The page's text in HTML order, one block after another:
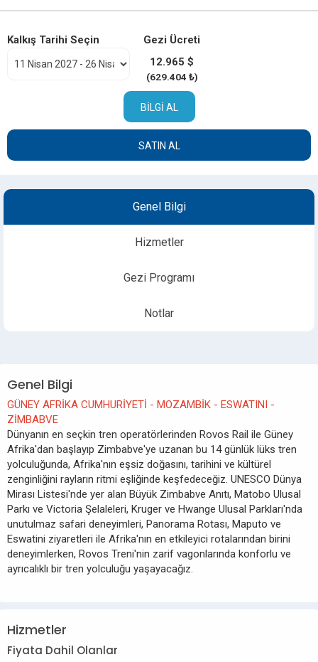
Kalkış Tarihi Seçin
Gezi Ücreti
12.965 $
(629.404 ₺)
BILGI AL
SATIN AL
Genel Bilgi
Hizmetler
Gezi Programı
Notlar
Genel Bilgi
GÜNEY AFRİKA CUMHURİYETİ - MOZAMBİK - ESWATINI -
ZİMBABVE
Dünyanın en seçkin tren operatörlerinden Rovos Rail ile Güney
Afrika'dan başlayıp Zimbabve'ye uzanan bu 14 günlük lüks tren
yolculuğunda, Afrika'nın eşsiz doğasını, tarihini ve kültürel
zenginliğini rayların ritmi eşliğinde keşfedeceğiz. UNESCO Dünya
Mirası Listesi'nde yer alan Büyük Zimbabve Anıtı, Matobo Ulusal
Parkı ve Victoria Şelaleleri, Kruger ve Hwange Ulusal Parkları'nda
unutulmaz safari deneyimleri, Panorama Rotası, Maputo ve
Eswatini ziyaretleri ile Afrika'nın en etkileyici rotalarından birini
deneyimlerken, Rovos Treni'nin zarif vagonlarında konforlu ve
ayrıcalıklı bir tren yolculuğu yaşayacağız.
Hizmetler
Fiyata Dahil Olanlar